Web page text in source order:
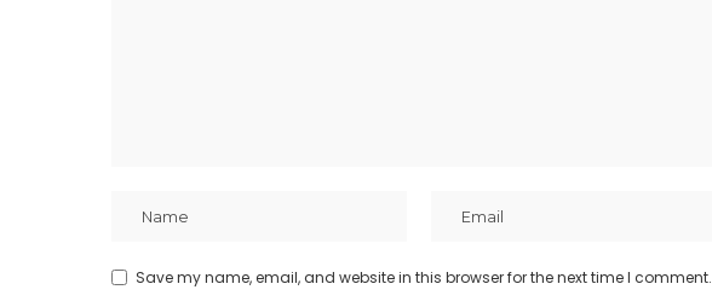
Save my name, email, and website in this browser for the next time I comment.